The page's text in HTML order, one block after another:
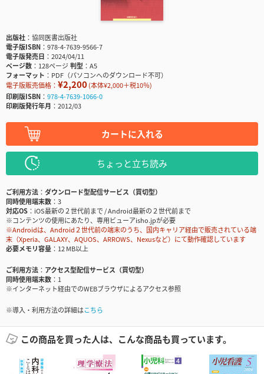
出版社
協同医書出版社
電子版ISBN
978-4-7639-9566-7
電子版発売日
2024/04/11
ページ数
128ページ判型
A5
フォーマット
PDF（パソコンへのダウンロード不可）
電子版販売価格： ¥2,200(本体¥2,000＋税10％)
印刷版ISBN
978-4-7639-1066-0
印刷版発行年月
2012/03
カートに入れる
ちょっと立ち読み
ご利用方法
ダウンロード型配信サービス（買切型）
同時使用端末数
3
対応OS
iOS最新の２世代前まで / Android最新の２世代前まで
※コンテンツの使用にあたり、専用ビューアisho.jpが必要
※Androidは、Android２世代前の端末のうち、国内キャリア経由で販売されている端
末（Xperia、GALAXY、AQUOS、ARROWS、Nexusなど）にて動作確認しています
必要メモリ容量
12 MB以上
ご利用方法
アクセス型配信サービス（買切型）
同時使用端末数
1
※インターネット経由でのWEBブラウザによるアクセス参照
※導入・利用方法の詳細はこちら
この商品を買った人は、こんな商品も買っています。